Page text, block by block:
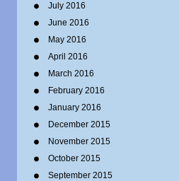
July 2016
June 2016
May 2016
April 2016
March 2016
February 2016
January 2016
December 2015
November 2015
October 2015
September 2015